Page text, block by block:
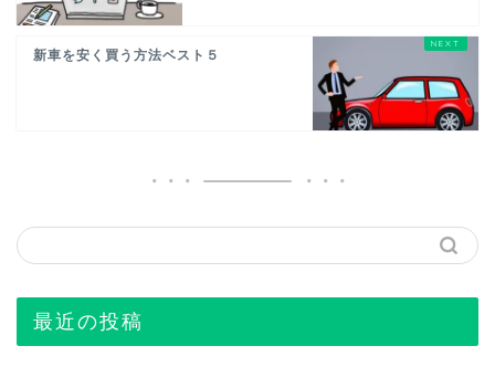
新車を安く買う方法ベスト５
最近の投稿